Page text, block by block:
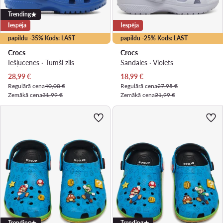
papildu -35% Kods: LAST
Trending
Iespēja
Crocs
Iešļūcenes · Tumši zils
Pašreizējā cena
28,99€
Regulārā cena40,00 €
Zemākā cena31,99 €
papildu -25% Kods: LAST
Iespēja
Crocs
Sandales · Violets
Pašreizējā cena
18,99€
Regulārā cena27,95 €
Zemākā cena21,99 €